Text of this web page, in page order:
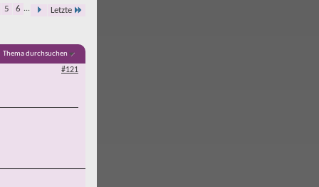
5 6 ... Letzte
Thema durchsuchen
#121